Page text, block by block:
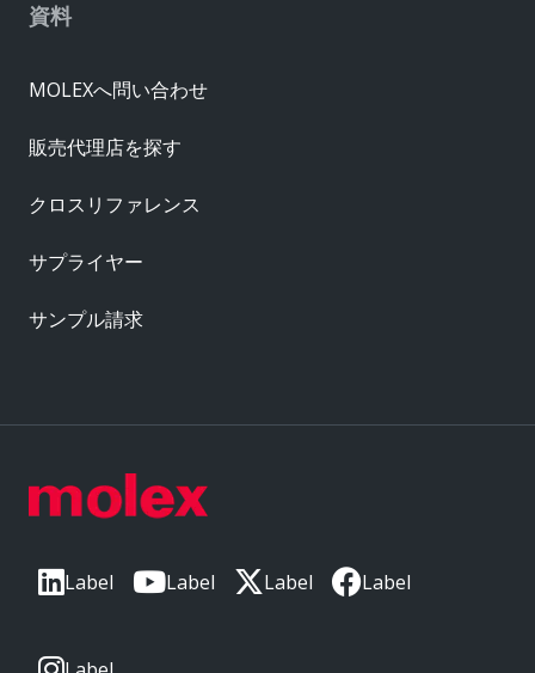
Label Label Label Label
資料
MOLEXへ問い合わせ
販売代理店を探す
クロスリファレンス
サプライヤー
サンプル請求